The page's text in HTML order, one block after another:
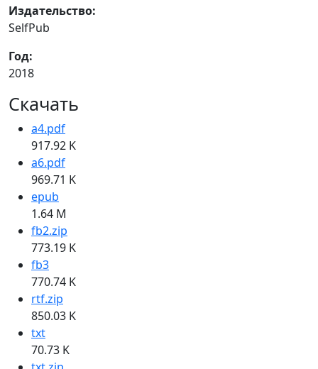
Издательство:
SelfPub
Год:
2018
Скачать
a4.pdf
917.92 K
a6.pdf
969.71 K
epub
1.64 M
fb2.zip
773.19 K
fb3
770.74 K
rtf.zip
850.03 K
txt
70.73 K